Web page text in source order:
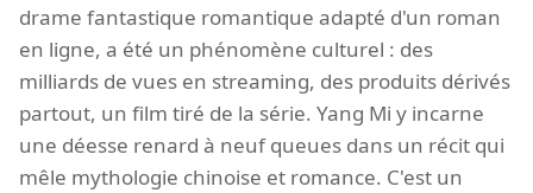
drame fantastique romantique adapté d'un roman
en ligne, a été un phénomène culturel : des
milliards de vues en streaming, des produits dérivés
partout, un film tiré de la série. Yang Mi y incarne
une déesse renard à neuf queues dans un récit qui
mêle mythologie chinoise et romance. C'est un